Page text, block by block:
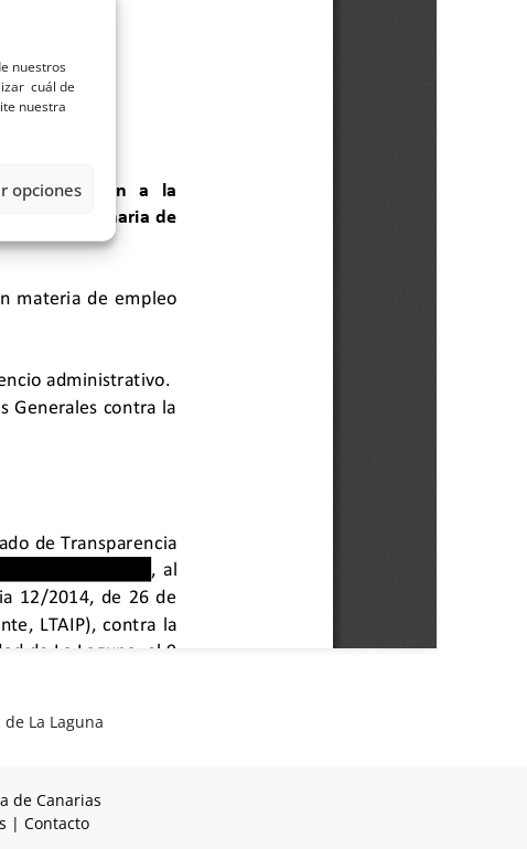
nuestros
cuál de
nuestra
opciones
La Laguna
de Canarias
| Contacto